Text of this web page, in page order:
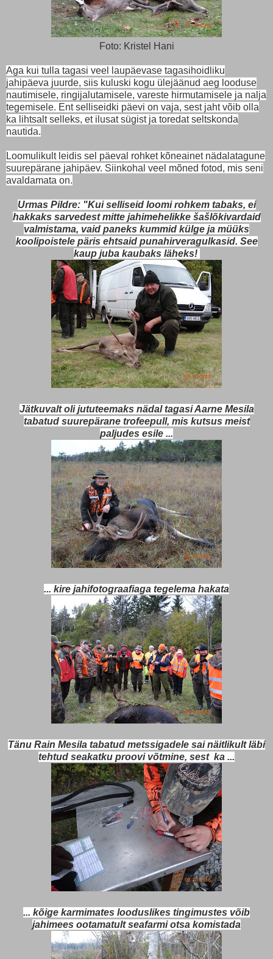
Foto: Kristel Hani
Aga kui tulla tagasi veel laupäevase tagasihoidliku
jahipäeva juurde, siis kuluski kogu ülejäänud aeg looduse
nautimisele, ringijalutamisele, vareste hirmutamisele ja nalja
tegemisele. Ent selliseidki päevi on vaja, sest jaht võib olla
ka lihtsalt selleks, et ilusat sügist ja toredat seltskonda
nautida.
Loomulikult leidis sel päeval rohket kõneainet nädalatagune
suurepärane jahipäev. Siinkohal veel mõned fotod, mis seni
avaldamata on.
Urmas Pildre: "Kui selliseid loomi rohkem tabaks, ei
hakkaks sarvedest mitte jahimehelikke šašlõkivardaid
valmistama, vaid paneks kummid külge ja müüks
koolipoistele päris ehtsaid punahirveragulkasid. See
kaup juba kaubaks läheks!
Jätkuvalt oli jututeemaks nädal tagasi Aarne Mesila
tabatud suurepärane trofeepull, mis kutsus meist
paljudes esile ...
... kire jahifotograafiaga tegelema hakata
Tänu Rain Mesila tabatud metssigadele sai näitlikult läbi
tehtud seakatku proovi võtmine, sest ka ...
... kõige karmimates looduslikes tingimustes võib
jahimees ootamatult seafarmi otsa komistada